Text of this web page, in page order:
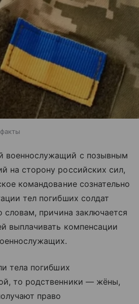
военнослужащий с позывным
на сторону российских сил,
командование сознательно
тел погибших солдат
словам, причина заключается
выплачивать компенсации
тела погибших
то родственники — жёны,
право